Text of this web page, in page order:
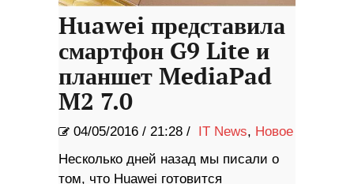
Huawei представила
смартфон G9 Lite и
планшет MediaPad
M2 7.0
04/05/2016 / 21:28 / IT News, Новое
Несколько дней назад мы писали о
том, что Huawei готовится